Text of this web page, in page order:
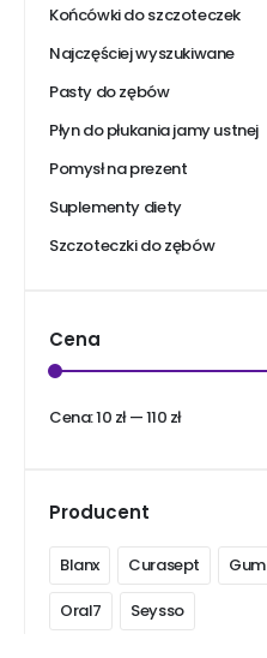
Końcówki do szczoteczek
Najczęściej wyszukiwane
Pasty do zębów
Płyn do płukania jamy ustnej
Pomysł na prezent
Suplementy diety
Szczoteczki do zębów
Cena
Cena
Cena
Cena:10 zł—110 zł
Producent
Blanx Curasept Gum
Oral7
Seysso